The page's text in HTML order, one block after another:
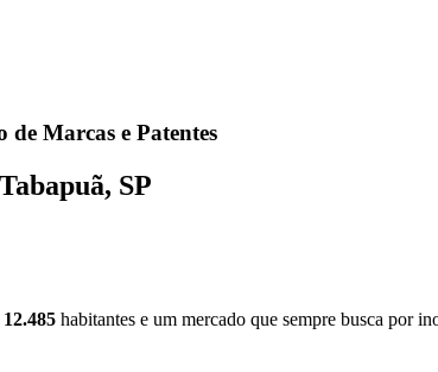
Marcas e Patentes
SP
12.485 habitantes e um mercado que sempre busca por